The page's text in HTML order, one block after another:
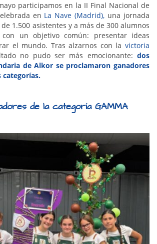
participamos en la II Final Nacional de
en La Nave (Madrid), una jornada
1.500 asistentes y a más de 300 alumnos
un objetivo común: presentar ideas
el mundo. Tras alzarnos con la victoria
no pudo ser más emocionante: dos
de Alkor se proclamaron ganadores
categorías.
de la categoría GAMMA